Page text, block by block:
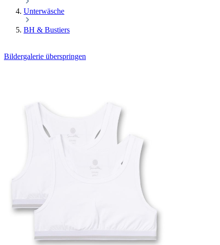
Unterwäsche
BH & Bustiers
Bildergalerie überspringen